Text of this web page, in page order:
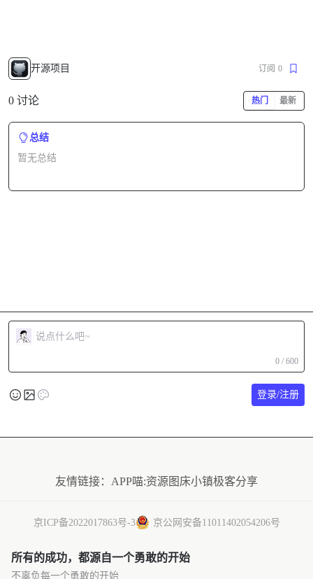
开源项目 订阅 0
0 讨论 热门 最新
总结
暂无总结
0 / 600
登录/注册
友情链接： APP喵:资源 图床小镇极客分享
京ICP备2022017863号-3 京公网安备11011402054206号
所有的成功，都源自一个勇敢的开始
不辜负每一个勇敢的开始